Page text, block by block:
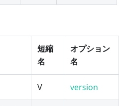
短縮
名
オプション
名
V version